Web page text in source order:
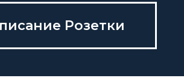
Розетки